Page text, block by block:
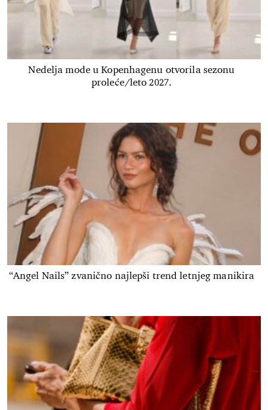
Nedelja mode u Kopenhagenu otvorila sezonu
proleće/leto 2027.
“Angel Nails” zvanično najlepši trend letnjeg manikira